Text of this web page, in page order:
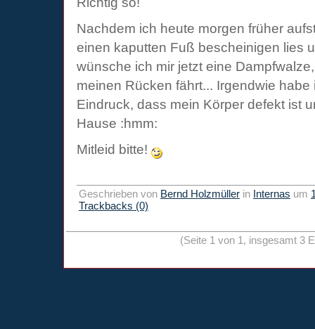
Nachdem ich heute morgen früher
einen kaputten Fuß bescheinigen lies
wünsche ich mir jetzt eine
meinen Rücken fährt... Irgendwie
Eindruck, dass mein Körper defekt ist
Hause :hmm:
Mitleid bitte!
Geschrieben von Bernd Holzmüller in Internas um
Trackbacks (0)
(Seite 1 von 1, insgesamt 3